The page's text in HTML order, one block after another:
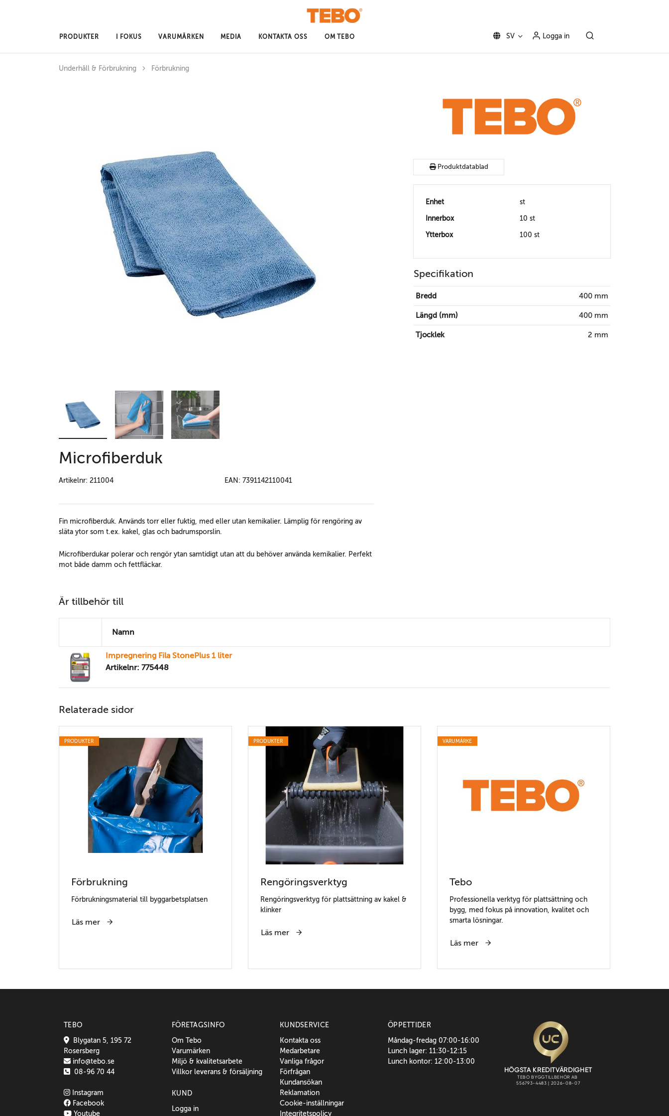
PRODUKTER I FOKUS VARUMÄRKEN MEDIA KONTAKTA OSS OM TEBO SV Logga in
Underhåll & Förbrukning Förbrukning
Microfiberduk
Artikelnr: 211004 EAN: 7391142110041
Fin microfiberduk. Används torr eller fuktig, med eller utan kemikalier. Lämplig för rengöring av
släta ytor som t.ex. kakel, glas och badrumsporslin.
Microfiberdukar polerar och rengör ytan samtidigt utan att du behöver använda kemikalier. Perfekt
mot både damm och fettfläckar.
Produktdatablad
Enhet st
Innerbox 10 st
Ytterbox 100 st
Specifikation
Bredd 400 mm
Längd (mm) 400 mm
Tjocklek 2 mm
Är tillbehör till
Namn
Impregnering Fila StonePlus 1 liter
Artikelnr: 775448
Relaterade sidor
PRODUKTER
Förbrukning
Förbrukningsmaterial till byggarbetsplatsen
Läs mer
PRODUKTER
Rengöringsverktyg
Rengöringsverktyg för plattsättning av kakel &
klinker
Läs mer
VARUMÄRKE
Tebo
Professionella verktyg för plattsättning och
bygg, med fokus på innovation, kvalitet och
smarta lösningar.
Läs mer
TEBO
Blygatan 5, 195 72
Rosersberg
info@tebo.se
08-96 70 44
Instagram
Facebook
Youtube
FÖRETAGSINFO
Om Tebo
Varumärken
Miljö & kvalitetsarbete
Villkor leverans & försäljning
KUND
Logga in
KUNDSERVICE
Kontakta oss
Medarbetare
Vanliga frågor
Förfrågan
Kundansökan
Reklamation
Cookie-inställningar
Integritetspolicy
ÖPPETTIDER
Måndag-fredag 07:00-16:00
Lunch lager: 11:30-12:15
Lunch kontor: 12:00-13:00